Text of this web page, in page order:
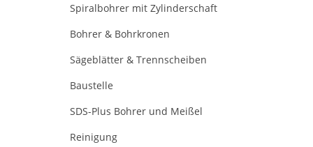
Spiralbohrer mit Zylinderschaft
Bohrer & Bohrkronen
Sägeblätter & Trennscheiben
Baustelle
SDS-Plus Bohrer und Meißel
Reinigung